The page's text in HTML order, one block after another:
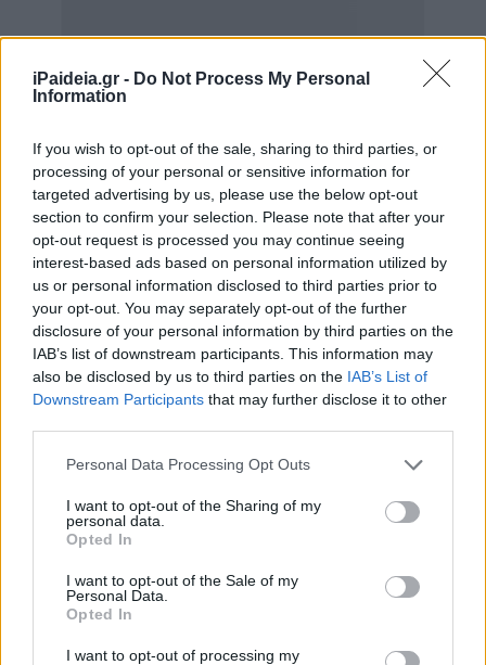
iPaideia.gr - Do Not Process My Personal
Information
If you wish to opt-out of the sale, sharing to third parties, or
processing of your personal or sensitive information for
targeted advertising by us, please use the below opt-out
section to confirm your selection. Please note that after your
opt-out request is processed you may continue seeing
interest-based ads based on personal information utilized by
us or personal information disclosed to third parties prior to
your opt-out. You may separately opt-out of the further
disclosure of your personal information by third parties on the
IAB’s list of downstream participants. This information may
also be disclosed by us to third parties on the IAB’s List of
Downstream Participants that may further disclose it to other
Please note that this website/app uses one or more Google
not limited to your visit or usage behaviour. You may click to
grant or deny consent to Google and its third-party tags to
use your data for below specified purposes in below Google
consent section.
Personal Data Processing Opt Outs
I want to opt-out of the Sharing of my
personal data.
Opted In
I want to opt-out of the Sale of my
Personal Data.
Opted In
I want to opt-out of processing my
Ειδικοί στις ΗΠΑ εξέφρασαν την ανησυχία ότι τα